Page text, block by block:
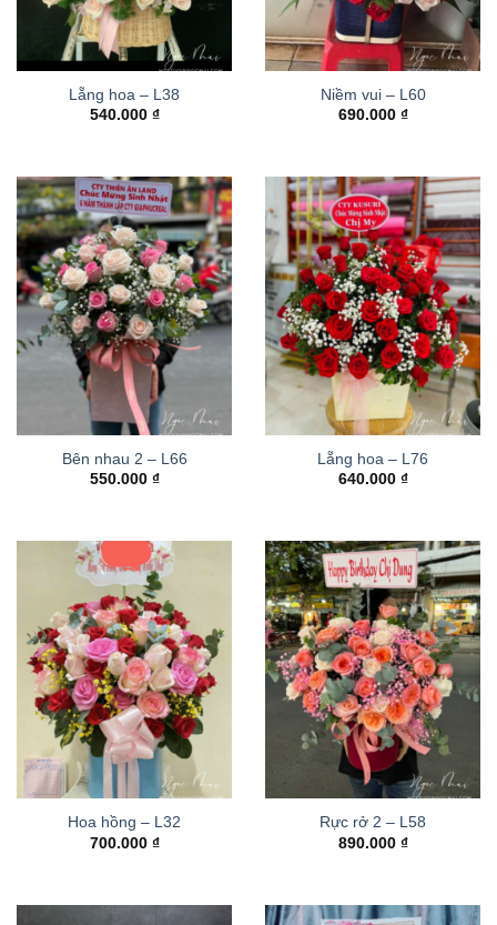
Lẵng hoa – L38
540.000 ₫
Niềm vui – L60
690.000 ₫
Bên nhau 2 – L66
550.000 ₫
Lẵng hoa – L76
640.000 ₫
Hoa hồng – L32
700.000 ₫
Rực rở 2 – L58
890.000 ₫